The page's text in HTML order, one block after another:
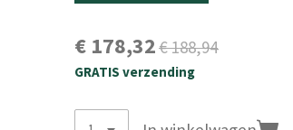
€ 178,32€ 188,94
GRATIS verzending